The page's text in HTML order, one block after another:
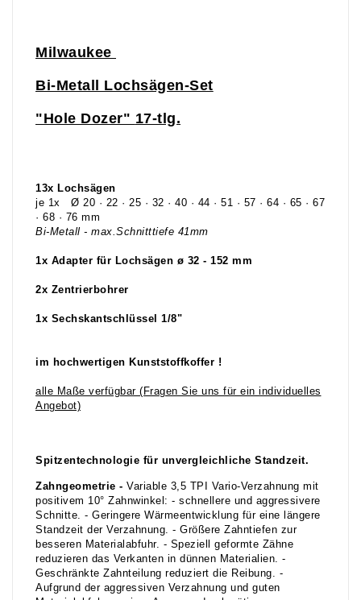
Milwaukee
Bi-Metall Lochsägen-Set
"Hole Dozer" 17-tlg.
13x Lochsägen
je 1x Ø 20 · 22 · 25 · 32 · 40 · 44 · 51 · 57 · 64 · 65 · 67
· 68 · 76 mm
Bi-Metall - max.Schnitttiefe 41mm
1x Adapter für Lochsägen ø 32 - 152 mm
2x Zentrierbohrer
1x Sechskantschlüssel 1/8"
im hochwertigen Kunststoffkoffer !
alle Maße verfügbar (Fragen Sie uns für ein individuelles
Angebot)
Spitzentechnologie für unvergleichliche Standzeit.
Zahngeometrie - Variable 3,5 TPI Vario-Verzahnung mit
positivem 10° Zahnwinkel: - schnellere und aggressivere
Schnitte. - Geringere Wärmeentwicklung für eine längere
Standzeit der Verzahnung. - Größere Zahntiefen zur
besseren Materialabfuhr. - Speziell geformte Zähne
reduzieren das Verkanten in dünnen Materialien. -
Geschränkte Zahnteilung reduziert die Reibung. -
Aufgrund der aggressiven Verzahnung und guten